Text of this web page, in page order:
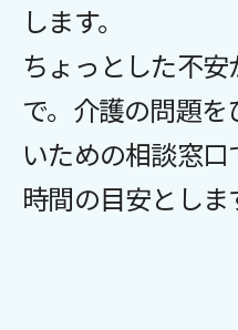
します。
ちょっとした不
で。介護の問題
いための相談窓
時間の目安としま